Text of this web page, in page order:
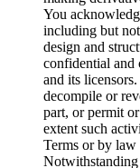
You
including but
design and
confidential and
and its
decompile or
part, or permit
extent such
Terms or by